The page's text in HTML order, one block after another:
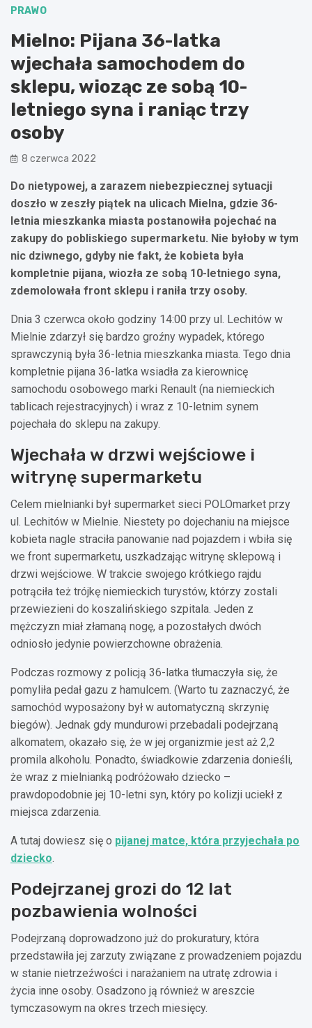
PRAWO
Mielno: Pijana 36-latka
wjechała samochodem do
sklepu, wioząc ze sobą 10-
letniego syna i raniąc trzy
osoby
8 czerwca 2022
Do nietypowej, a zarazem niebezpiecznej sytuacji
doszło w zeszły piątek na ulicach Mielna, gdzie 36-
letnia mieszkanka miasta postanowiła pojechać na
zakupy do pobliskiego supermarketu. Nie byłoby w tym
nic dziwnego, gdyby nie fakt, że kobieta była
kompletnie pijana, wiozła ze sobą 10-letniego syna,
zdemolowała front sklepu i raniła trzy osoby.
Dnia 3 czerwca około godziny 14:00 przy ul. Lechitów w
Mielnie zdarzył się bardzo groźny wypadek, którego
sprawczynią była 36-letnia mieszkanka miasta. Tego dnia
kompletnie pijana 36-latka wsiadła za kierownicę
samochodu osobowego marki Renault (na niemieckich
tablicach rejestracyjnych) i wraz z 10-letnim synem
pojechała do sklepu na zakupy.
Wjechała w drzwi wejściowe i
witrynę supermarketu
Celem mielnianki był supermarket sieci POLOmarket przy
ul. Lechitów w Mielnie. Niestety po dojechaniu na miejsce
kobieta nagle straciła panowanie nad pojazdem i wbiła się
we front supermarketu, uszkadzając witrynę sklepową i
drzwi wejściowe. W trakcie swojego krótkiego rajdu
potrąciła też trójkę niemieckich turystów, którzy zostali
przewiezieni do koszalińskiego szpitala. Jeden z
mężczyzn miał złamaną nogę, a pozostałych dwóch
odniosło jedynie powierzchowne obrażenia.
Podczas rozmowy z policją 36-latka tłumaczyła się, że
pomyliła pedał gazu z hamulcem. (Warto tu zaznaczyć, że
samochód wyposażony był w automatyczną skrzynię
biegów). Jednak gdy mundurowi przebadali podejrzaną
alkomatem, okazało się, że w jej organizmie jest aż 2,2
promila alkoholu. Ponadto, świadkowie zdarzenia donieśli,
że wraz z mielnianką podróżowało dziecko –
prawdopodobnie jej 10-letni syn, który po kolizji uciekł z
miejsca zdarzenia.
A tutaj dowiesz się o pijanej matce, która przyjechała po
dziecko.
Podejrzanej grozi do 12 lat
pozbawienia wolności
Podejrzaną doprowadzono już do prokuratury, która
przedstawiła jej zarzuty związane z prowadzeniem pojazdu
w stanie nietrzeźwości i narażaniem na utratę zdrowia i
życia inne osoby. Osadzono ją również w areszcie
tymczasowym na okres trzech miesięcy.